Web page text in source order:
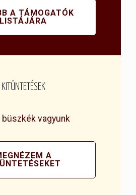
A TÁMOGATÓK
LISTÁJÁRA
KITÜNTETÉSEK
büszkék vagyunk
A